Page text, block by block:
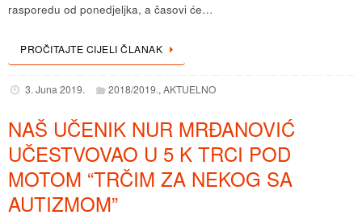
rasporedu od ponedjeljka, a časovi će…
PROČITAJTE CIJELI ČLANAK
3. Juna 2019. 2018/2019.,AKTUELNO
NAŠ UČENIK NUR MRĐANOVIĆ
UČESTVOVAO U 5 K TRCI POD
MOTOM “TRČIM ZA NEKOG SA
AUTIZMOM”